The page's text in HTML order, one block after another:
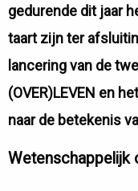
gedurende dit jaar
taart zijn ter
lancering van de
(OVER)LEVEN en
naar de betekenis
Wetenschappelijk